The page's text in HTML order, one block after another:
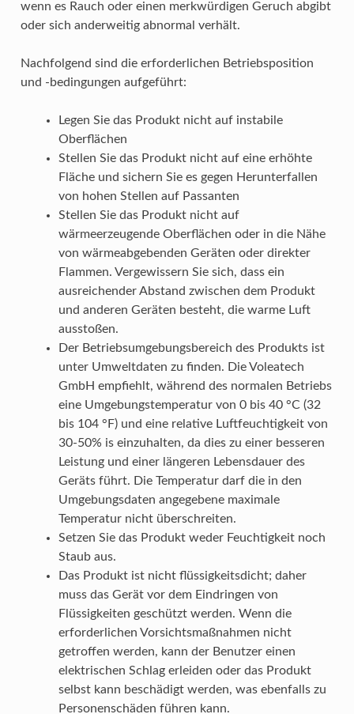
wenn es Rauch oder einen merkwürdigen Geruch abgibt
oder sich anderweitig abnormal verhält.
Nachfolgend sind die erforderlichen Betriebsposition
und -bedingungen aufgeführt:
Legen Sie das Produkt nicht auf instabile
Oberflächen
Stellen Sie das Produkt nicht auf eine erhöhte
Fläche und sichern Sie es gegen Herunterfallen
von hohen Stellen auf Passanten
Stellen Sie das Produkt nicht auf
wärmeerzeugende Oberflächen oder in die Nähe
von wärmeabgebenden Geräten oder direkter
Flammen. Vergewissern Sie sich, dass ein
ausreichender Abstand zwischen dem Produkt
und anderen Geräten besteht, die warme Luft
ausstoßen.
Der Betriebsumgebungsbereich des Produkts ist
unter Umweltdaten zu finden. Die Voleatech
GmbH empfiehlt, während des normalen Betriebs
eine Umgebungstemperatur von 0 bis 40 °C (32
bis 104 °F) und eine relative Luftfeuchtigkeit von
30-50% is einzuhalten, da dies zu einer besseren
Leistung und einer längeren Lebensdauer des
Geräts führt. Die Temperatur darf die in den
Umgebungsdaten angegebene maximale
Temperatur nicht überschreiten.
Setzen Sie das Produkt weder Feuchtigkeit noch
Staub aus.
Das Produkt ist nicht flüssigkeitsdicht; daher
muss das Gerät vor dem Eindringen von
Flüssigkeiten geschützt werden. Wenn die
erforderlichen Vorsichtsmaßnahmen nicht
getroffen werden, kann der Benutzer einen
elektrischen Schlag erleiden oder das Produkt
selbst kann beschädigt werden, was ebenfalls zu
Personenschäden führen kann.